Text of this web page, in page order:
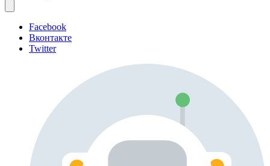
Facebook
Вконтакте
Twitter